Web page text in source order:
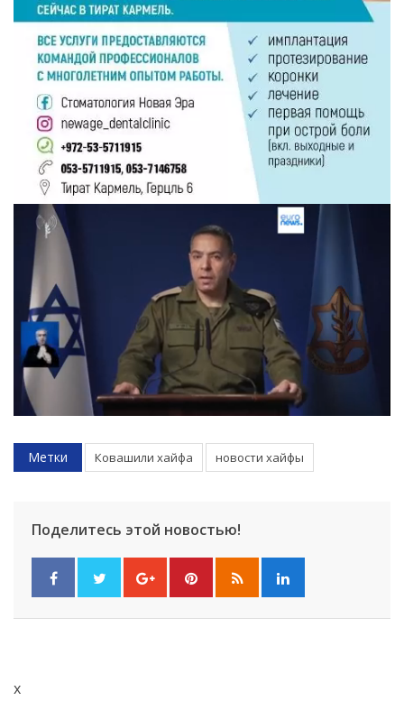
Следующее видео через 5 Отмена
Метки Ковашили хайфа новости хайфы
Поделитесь этой новостью!
x